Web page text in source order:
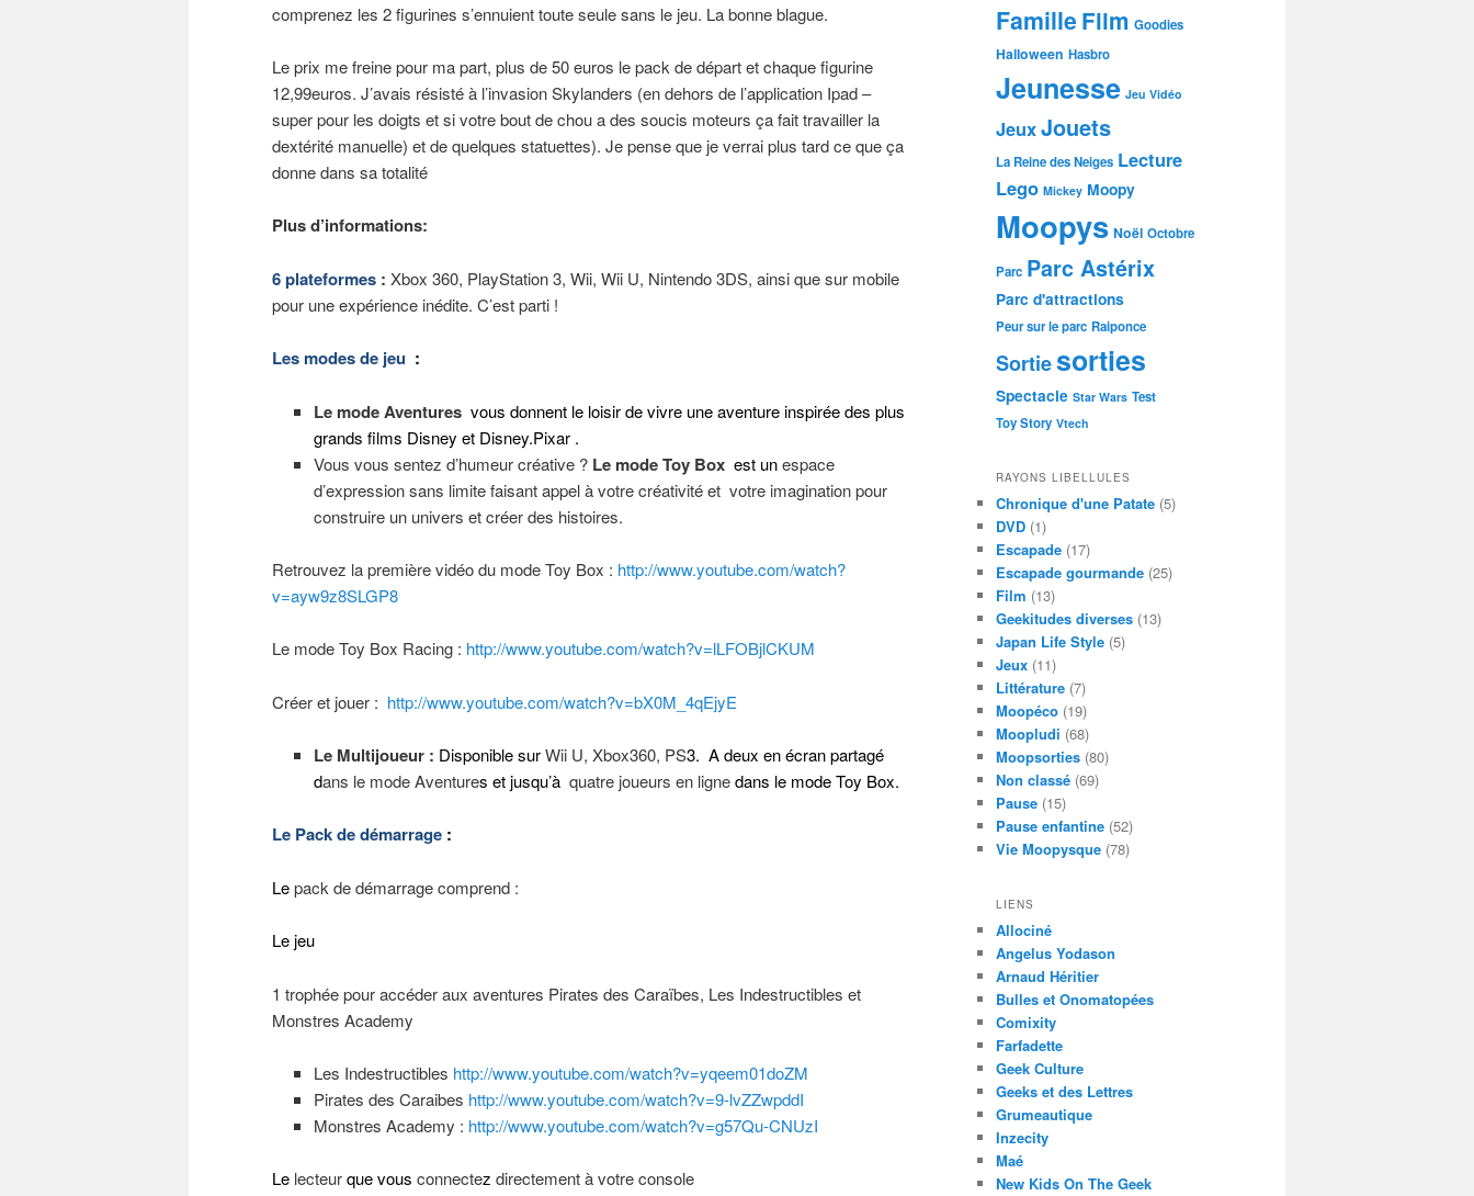
comprenez les 2 figurines s’ennuient toute seule sans le jeu. La bonne blague.
Le prix me freine pour ma part, plus de 50 euros le pack de départ et chaque figurine
12,99euros. J’avais résisté à l’invasion Skylanders (en dehors de l’application Ipad –
super pour les doigts et si votre bout de chou a des soucis moteurs ça fait travailler la
dextérité manuelle) et de quelques statuettes). Je pense que je verrai plus tard ce que ça
donne dans sa totalité
Plus d’informations:
6 plateformes : Xbox 360, PlayStation 3, Wii, Wii U, Nintendo 3DS, ainsi que sur mobile
pour une expérience inédite. C’est parti !
Les modes de jeu :
Le mode Aventuresvous donnent le loisir de vivre une aventure inspirée des plus
grands films Disney et Disney.Pixar .
Vous vous sentez d’humeur créative ? Le mode Toy Box est unespace
d’expression sans limite faisant appel à votre créativité et votre imagination pour
construire un univers et créer des histoires.
Retrouvez la première vidéo du mode Toy Box : http://www.youtube.com/watch?
v=ayw9z8SLGP8
Le mode Toy Box Racing : http://www.youtube.com/watch?v=lLFOBjlCKUM
Créer et jouer : http://www.youtube.com/watch?v=bX0M_4qEjyE
Le Multijoueur : Disponible surWii U, Xbox360, PS3. A deux en écran partagé
dans le mode Aventures et jusqu’à quatre joueurs en lignedans le mode Toy Box.
Le Pack de démarrage :
Lepack de démarrage comprend :
Le jeu
1 trophée pour accéder aux aventures Pirates des Caraïbes, Les Indestructibles et
Monstres Academy
Les Indestructibles http://www.youtube.com/watch?v=yqeem01doZM
Pirates des Caraibes http://www.youtube.com/watch?v=9-lvZZwpddI
Monstres Academy : http://www.youtube.com/watch?v=g57Qu-CNUzI
Le lecteurque vous connectez directement à votre console
FamilleFilm Goodies
Halloween Hasbro
Jeunesse Jeu Vidéo
JeuxJouets
La Reine des Neiges Lecture
Lego Mickey Moopy
Moopys Noël Octobre
Parc Parc Astérix
Parc d'attractions
Peur sur le parc Raiponce
Sortiesorties
Spectacle Star Wars Test
Toy Story Vtech
RAYONS LIBELLULES
Chronique d'une Patate (5)
DVD (1)
Escapade (17)
Escapade gourmande (25)
Film (13)
Geekitudes diverses (13)
Japan Life Style (5)
Jeux (11)
Littérature (7)
Moopéco (19)
Moopludi (68)
Moopsorties (80)
Non classé (69)
Pause (15)
Pause enfantine (52)
Vie Moopysque (78)
LIENS
Allociné
Angelus Yodason
Arnaud Héritier
Bulles et Onomatopées
Comixity
Farfadette
Geek Culture
Geeks et des Lettres
Grumeautique
Inzecity
Maé
New Kids On The Geek